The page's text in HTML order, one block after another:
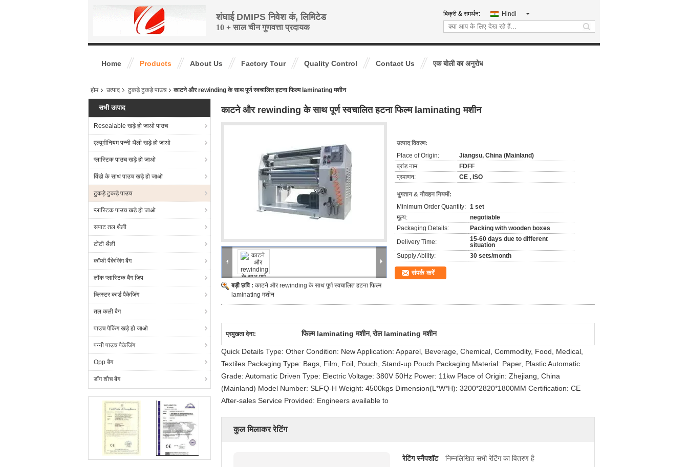
शंघाई DMIPS निवेश कं, लिमिटेड
10 + साल चीन गुणवत्ता प्रदायक
बिक्री & समर्थन: Hindi
search
Home Products About Us Factory Tour Quality Control Contact Us एक बोली का अनुरोध
होम उत्पाद टुकड़े टुकड़े पाउच काटने और rewinding के साथ पूर्ण स्वचालित हटना फिल्म laminating मशीन
सभी उत्पाद
Resealable खड़े हो जाओ पाउच
एल्यूमीनियम पन्नी थैली खड़े हो जाओ
प्लास्टिक पाउच खड़े हो जाओ
विंडो के साथ पाउच खड़े हो जाओ
टुकड़े टुकड़े पाउच
प्लास्टिक पाउच खड़े हो जाओ
सपाट तल थैली
टोंटी थैली
कॉफी पैकेजिंग बैग
लॉक प्लास्टिक बैग ज़िप
ब्लिस्टर कार्ड पैकेजिंग
तल कली बैग
पाउच पैकिंग खड़े हो जाओ
पन्नी पाउच पैकेजिंग
Opp बैग
डॉग शौच बैग
काटने और rewinding के साथ पूर्ण स्वचालित हटना फिल्म laminating मशीन
बड़ी छवि : काटने और rewinding के साथ पूर्ण स्वचालित हटना फिल्म
laminating मशीन
उत्पाद विवरण:
Place of Origin:
Jiangsu, China (Mainland)
ब्रांड नाम:
FDFF
प्रमाणन:
CE , ISO
भुगतान & नौवहन नियमों:
Minimum Order Quantity: 1 set
मूल्य:
negotiable
Packaging Details:
Packing with wooden boxes
Delivery Time:
15-60 days due to different
situation
Supply Ability:
30 sets/month
संपर्क करें
प्रमुखता देना: फिल्म laminating मशीन,रोल laminating मशीन
Quick Details Type: Other Condition: New Application: Apparel, Beverage, Chemical, Commodity, Food, Medical,
Textiles Packaging Type: Bags, Film, Foil, Pouch, Stand-up Pouch Packaging Material: Paper, Plastic Automatic
Grade: Automatic Driven Type: Electric Voltage: 380V 50Hz Power: 11kw Place of Origin: Zhejiang, China
(Mainland) Model Number: SLFQ-H Weight: 4500kgs Dimension(L*W*H): 3200*2820*1800MM Certification: CE
After-sales Service Provided: Engineers available to
कुल मिलाकर रेटिंग
रेटिंग स्नैपशॉट
निम्नलिखित सभी रेटिंग का वितरण है